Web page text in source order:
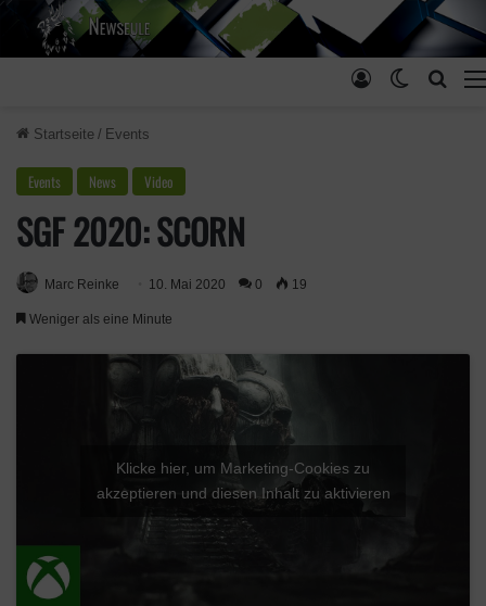
Skin
Anmelden
Startseite / Events
Events News Video
SGF 2020: SCORN
Marc Reinke 10. Mai 2020 0 19
Weniger als eine Minute
Klicke hier, um Marketing-Cookies zu
akzeptieren und diesen Inhalt zu aktivieren